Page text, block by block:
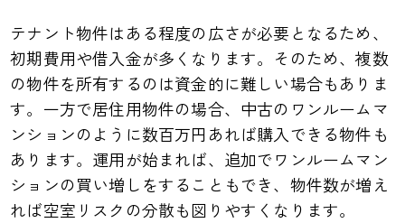
テナント物件はある程度の広さが必要となるため、
初期費用や借入金が多くなります。そのため、複数
の物件を所有するのは資金的に難しい場合もありま
す。一方で居住用物件の場合、中古のワンルームマ
ンションのように数百万円あれば購入できる物件も
あります。運用が始まれば、追加でワンルームマン
ションの買い増しをすることもでき、物件数が増え
れば空室リスクの分散も図りやすくなります。